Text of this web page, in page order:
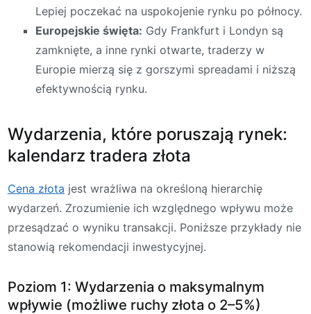
Lepiej poczekać na uspokojenie rynku po północy.
Europejskie święta: Gdy Frankfurt i Londyn są
zamknięte, a inne rynki otwarte, traderzy w
Europie mierzą się z gorszymi spreadami i niższą
efektywnością rynku.
Wydarzenia, które poruszają rynek:
kalendarz tradera złota
Cena złota jest wrażliwa na określoną hierarchię
wydarzeń. Zrozumienie ich względnego wpływu może
przesądzać o wyniku transakcji. Poniższe przykłady nie
stanowią rekomendacji inwestycyjnej.
Poziom 1: Wydarzenia o maksymalnym
wpływie (możliwe ruchy złota o 2–5%)